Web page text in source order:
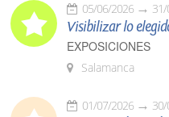
05/06/2026
Visibilizar lo
EXPOSICIONES
Salamanca
01/07/2026